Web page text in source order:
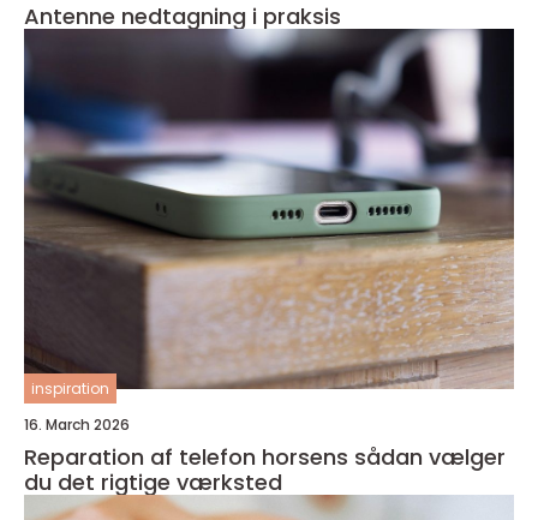
Antenne nedtagning i praksis
inspiration
16. March 2026
Reparation af telefon horsens sådan vælger
du det rigtige værksted